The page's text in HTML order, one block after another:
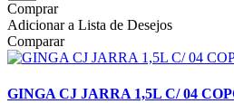
Comprar
Adicionar a Lista de Desejos
Comparar
GINGA CJ JARRA 1,5L C/ 04